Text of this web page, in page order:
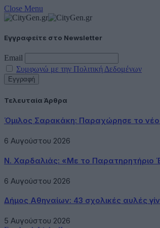
Close Menu
Εγγραφείτε στο Newsletter
Email
Συμφωνώ με την Πολιτική Δεδομένων
Τελευταία Άρθρα
Όμιλος Σαρακάκη: Παραχώρησε το
6 Αυγούστου 2026
Ν. Χαρδαλιάς: «Με το Παρατηρητήριο
6 Αυγούστου 2026
Δήμος Αθηναίων: 43 σχολικές αυλές
5 Αυγούστου 2026